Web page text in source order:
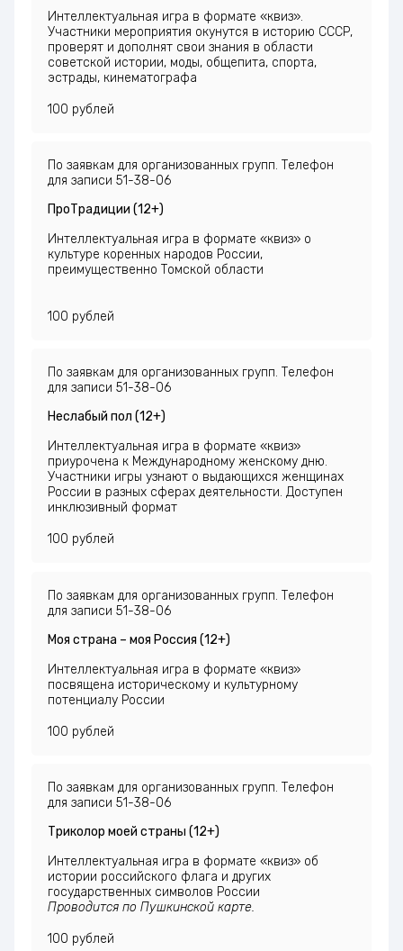
Интеллектуальная игра в формате «квиз».
Участники мероприятия окунутся в историю СССР,
проверят и дополнят свои знания в области
советской истории, моды, общепита, спорта,
эстрады, кинематографа
100 рублей
По заявкам для организованных групп. Телефон
для записи 51-38-06
ПроТрадиции (12+)
Интеллектуальная игра в формате «квиз» о
культуре коренных народов России,
преимущественно Томской области
100 рублей
По заявкам для организованных групп. Телефон
для записи 51-38-06
Неслабый пол (12+)
Интеллектуальная игра в формате «квиз»
приурочена к Международному женскому дню.
Участники игры узнают о выдающихся женщинах
России в разных сферах деятельности. Доступен
инклюзивный формат
100 рублей
По заявкам для организованных групп. Телефон
для записи 51-38-06
Моя страна – моя Россия (12+)
Интеллектуальная игра в формате «квиз»
посвящена историческому и культурному
потенциалу России
100 рублей
По заявкам для организованных групп. Телефон
для записи 51-38-06
Триколор моей страны (12+)
Интеллектуальная игра в формате «квиз» об
истории российского флага и других
государственных символов России
Проводится по Пушкинской карте.
100 рублей